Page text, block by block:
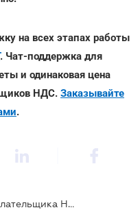
на всех этапах работы
. Чат-поддержка для
и одинаковая цена
НДС. Заказывайте
.
В ГНС напомнили о действиях плательщика НДС в случае отнесения его к перечню рисковых